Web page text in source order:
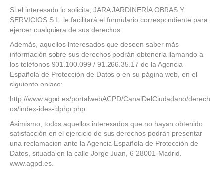
Si el interesado lo solicita, JARA JARDINERÍA OBRAS Y
SERVICIOS S.L. le facilitará el formulario correspondiente para
ejercer cualquiera de sus derechos.
Además, aquellos interesados que deseen saber más
información sobre sus derechos podrán obtenerla llamando a
los teléfonos 901.100.099 / 91.266.35.17 de la Agencia
Española de Protección de Datos o en su página web, en el
siguiente enlace:
http://www.agpd.es/portalwebAGPD/CanalDelCiudadano/derech
os/index-ides-idphp.php
Asimismo, todos aquellos interesados que no hayan obtenido
satisfacción en el ejercicio de sus derechos podrán presentar
una reclamación ante la Agencia Española de Protección de
Datos, situada en la calle Jorge Juan, 6 28001-Madrid.
www.agpd.es.